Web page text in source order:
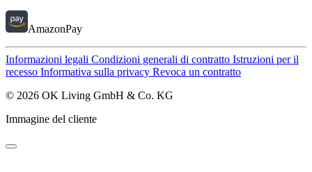
AmazonPay
Informazioni legali Condizioni generali di contratto Istruzioni per il
recesso Informativa sulla privacy Revoca un contratto
© 2026 OK Living GmbH & Co. KG
Immagine del cliente